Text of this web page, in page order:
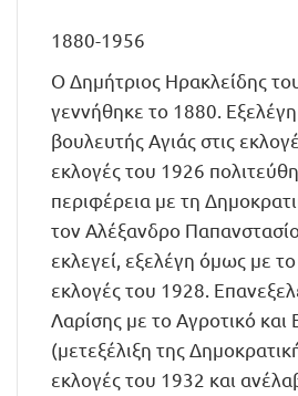
1880-1956
Ο Δημήτριος Ηρακλείδης
γεννήθηκε το 1880.
βουλευτής Αγιάς στις
εκλογές του 1926
περιφέρεια με τη
τον Αλέξανδρο
εκλεγεί, εξελέγη όμως με το
εκλογές του 1928.
Λαρίσης με το Αγροτικό και
(μετεξέλιξη της
εκλογές του 1932 και